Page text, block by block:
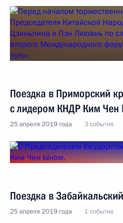
Поездка в Приморский
с лидером КНДР Ким
25 апреля 2019 года 3 события
Поездка в
25 апреля 2019 года 1 событие